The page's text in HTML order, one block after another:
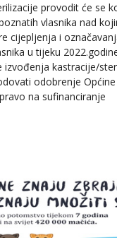
provodit će se
vlasnika nad
cijepljenja i
u tijeku
izvođenja kastracije/
odobrenje
na sufinanciranje